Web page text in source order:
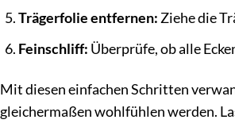
Trägerfolie entfernen: Ziehe die
Feinschliff: Überprüfe, ob alle
Mit diesen einfachen Schritten
gleichermaßen wohlfühlen werden.